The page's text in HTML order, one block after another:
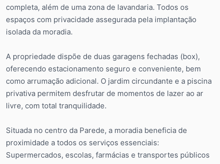
completa, além de uma zona de lavandaria. Todos os
espaços com privacidade assegurada pela implantação
isolada da moradia.
A propriedade dispõe de duas garagens fechadas (box),
oferecendo estacionamento seguro e conveniente, bem
como arrumação adicional. O jardim circundante e a piscina
privativa permitem desfrutar de momentos de lazer ao ar
livre, com total tranquilidade.
Situada no centro da Parede, a moradia beneficia de
proximidade a todos os serviços essenciais:
Supermercados, escolas, farmácias e transportes públicos